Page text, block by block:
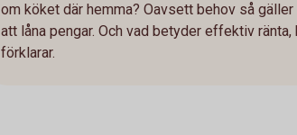
om köket där hemma? Oavsett behov så
att låna pengar. Och vad betyder effektiv
förklarar.